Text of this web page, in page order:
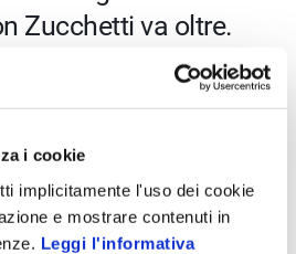
i cookie
implicitamente l'uso dei cookie
e mostrare contenuti in
Leggi l'informativa
Zucchetti va oltre.
alle proiezioni pensionistiche, al
cui la tua azienda ha bisogno per